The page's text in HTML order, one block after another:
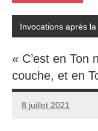
Invocations après
« C’est en Ton
couche, et en
8 juillet 2021
prieres